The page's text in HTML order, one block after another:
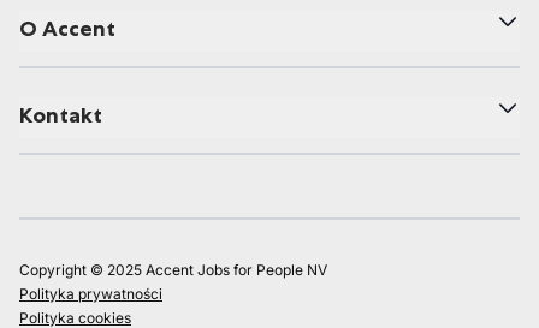
O Accent
Kontakt
Copyright © 2025 Accent Jobs for People NV
Polityka prywatności
Polityka cookies